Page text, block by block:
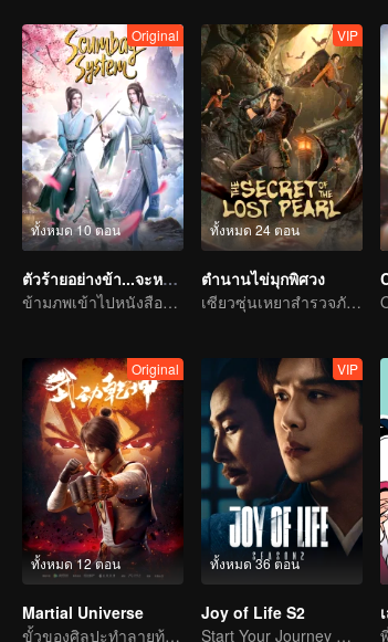
ทั้งหมด 10 ตอน
Original
ตัวร้ายอย่างข้า...จะหนีเอาตัวรอดยังไงดี
ข้ามภพเข้าไปหนังสือและเป็นนาง(นาย)ร้ายและโหดร้ายทารุณต่อพระเอก
ทั้งหมด 24 ตอน
VIP
ตำนานไข่มุกพิศวง
เซียวซุ่นเหยาสำรวจภัยชิงสมบัติ ทำลายคำสาปโลหิต
ทั้งหมด 12 ตอน
Original
Martial Universe
ขั้วของศิลปะทำลายท้องฟ้าและย้ายจักรวาล
ทั้งหมด 36 ตอน
VIP
Joy of Life S2
Start Your Journey With Fan Xian Again